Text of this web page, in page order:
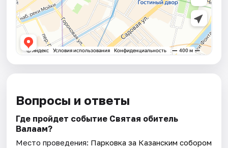
Вопросы и ответы
Где пройдет событие Святая обитель
Валаам?
Место проведения: Парковка за Казанским собором